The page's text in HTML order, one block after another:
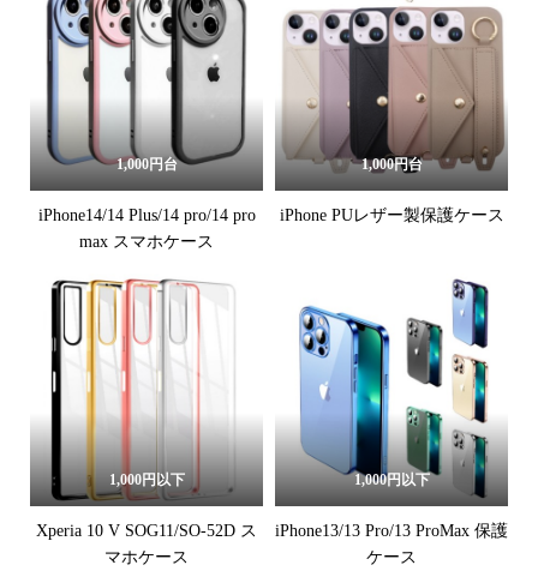
1,000円台
iPhone14/14 Plus/14 pro/14 pro
max スマホケース
1,000円台
iPhone PUレザー製保護ケース
1,000円以下
Xperia 10 V SOG11/SO-52D ス
マホケース
1,000円以下
iPhone13/13 Pro/13 ProMax 保護
ケース